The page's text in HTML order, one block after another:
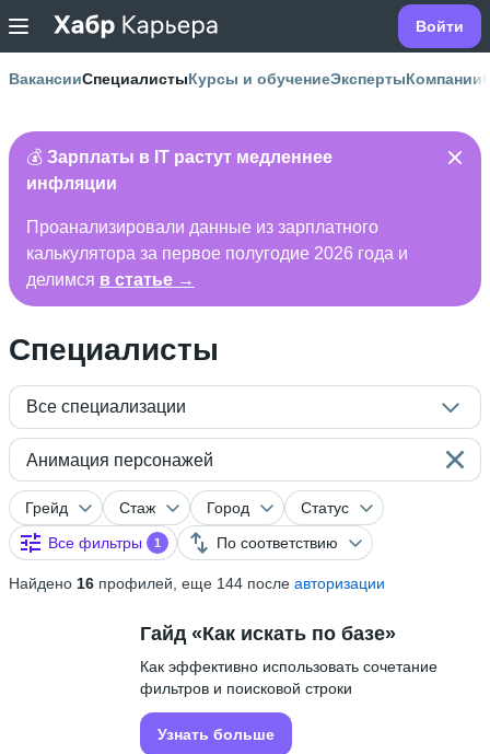
Войти
ВакансииСпециалистыКурсы и обучениеЭкспертыКомпании
💰 Зарплаты в IT растут медленнее
инфляции
Проанализировали данные из зарплатного
калькулятора за первое полугодие 2026 года и
делимся в статье →
Специалисты
Все специализации
Анимация персонажей
Грейд Стаж Город
Статус
Все фильтры
1 По соответствию
Найдено 16 профилей, еще 144 после авторизации
Гайд «Как искать по базе»
Как эффективно использовать сочетание
фильтров и поисковой строки
Узнать больше